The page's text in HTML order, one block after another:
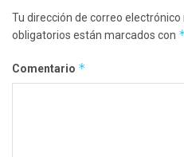
Tu dirección de correo electrónico
obligatorios están marcados con
Comentario *